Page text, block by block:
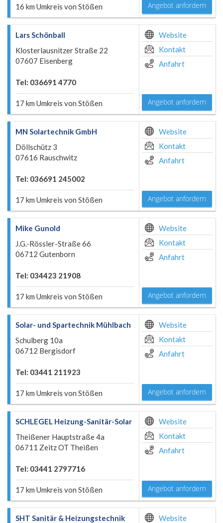
16 km Umkreis von Stößen Angebot anfordern
Lars Schönball
Klosterlausnitzer Straße 22
07607 Eisenberg
Tel: 036691 4770
17 km Umkreis von Stößen
Website
Kontakt
Anfahrt
Angebot anfordern
MN Solartechnik GmbH
Döllschütz 3
07616 Rauschwitz
Tel: 036691 245002
17 km Umkreis von Stößen
Website
Kontakt
Anfahrt
Angebot anfordern
Mike Gunold
J.G.-Rössler-Straße 66
06712 Gutenborn
Tel: 034423 21908
17 km Umkreis von Stößen
Website
Kontakt
Anfahrt
Angebot anfordern
Solar- und Spartechnik Mühlbach
Schulberg 10a
06712 Bergisdorf
Tel: 03441 211923
17 km Umkreis von Stößen
Website
Kontakt
Anfahrt
Angebot anfordern
SCHLEGEL Heizung-Sanitär-Solar
Theißener Hauptstraße 4a
06711 Zeitz OT Theißen
Tel: 03441 2797716
17 km Umkreis von Stößen
Website
Kontakt
Anfahrt
Angebot anfordern
SHT Sanitär & Heizungstechnik
Website